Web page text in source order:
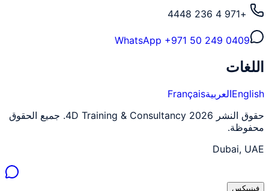
+971 4 236 4448
WhatsApp +971 50 249 0409
اللغات
EnglishالعربيةFrançais
حقوق النشر 2026 4D Training & Consultancy. جميع الحقوق
محفوظة.
Dubai, UAE
فينييكس